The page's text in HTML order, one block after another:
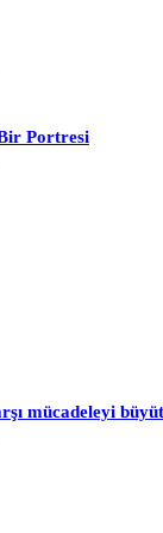
Portresi
mücadeleyi